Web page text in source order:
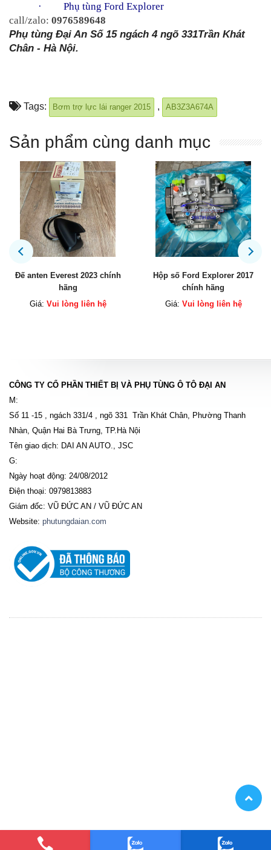
·
Phụ tùng Ford Explorer
call/zalo: 0976589648
Phụ tùng Đại An Số 15 ngách 4 ngõ 331Trần Khát
Chân - Hà Nội.
Tags: Bơm trợ lực lái ranger 2015 , AB3Z3A674A
Sản phẩm cùng danh mục
Hộp số Ford Explorer 2017
chính hãng
Giá: Vui lòng liên hệ
Két sinh hàn động cơ
chính hãng
Giá: Vui lòng liên hệ
CÔNG TY CỔ PHẦN THIẾT BỊ VÀ PHỤ TÙNG Ô TÔ ĐẠI AN
M:
Số 11 -15 , ngách 331/4 , ngõ 331 Trần Khát Chân, Phường Thanh
Nhàn, Quận Hai Bà Trưng, TP.Hà Nội
Tên giao dịch: DAI AN AUTO., JSC
G:
Ngày hoạt động: 24/08/2012
Điện thoại: 0979813883
Giám đốc: VŨ ĐỨC AN / VŨ ĐỨC AN
Website: phutungdaian.com
Thiết kế bởi